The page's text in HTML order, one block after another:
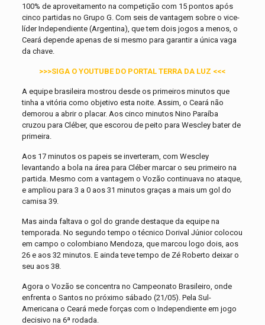
100% de aproveitamento na competição com 15 pontos após
cinco partidas no Grupo G. Com seis de vantagem sobre o vice-
líder Independiente (Argentina), que tem dois jogos a menos, o
Ceará depende apenas de si mesmo para garantir a única vaga
da chave.
>>>SIGA O YOUTUBE DO PORTAL TERRA DA LUZ <<<
A equipe brasileira mostrou desde os primeiros minutos que
tinha a vitória como objetivo esta noite. Assim, o Ceará não
demorou a abrir o placar. Aos cinco minutos Nino Paraíba
cruzou para Cléber, que escorou de peito para Wescley bater de
primeira.
Aos 17 minutos os papeis se inverteram, com Wescley
levantando a bola na área para Cléber marcar o seu primeiro na
partida. Mesmo com a vantagem o Vozão continuava no ataque,
e ampliou para 3 a 0 aos 31 minutos graças a mais um gol do
camisa 39.
Mas ainda faltava o gol do grande destaque da equipe na
temporada. No segundo tempo o técnico Dorival Júnior colocou
em campo o colombiano Mendoza, que marcou logo dois, aos
26 e aos 32 minutos. E ainda teve tempo de Zé Roberto deixar o
seu aos 38.
Agora o Vozão se concentra no Campeonato Brasileiro, onde
enfrenta o Santos no próximo sábado (21/05). Pela Sul-
Americana o Ceará mede forças com o Independiente em jogo
decisivo na 6ª rodada.